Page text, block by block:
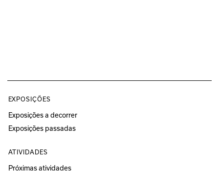
EXPOSIÇÕES
Exposições a decorrer
Exposições passadas
ATIVIDADES
Próximas atividades